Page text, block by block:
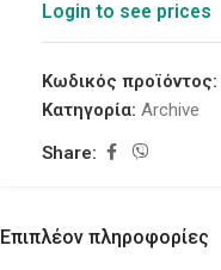
Login to see prices
Κωδικός προϊόντος:
Κατηγορία: Archive
Share:
Επιπλέον πληροφορίες